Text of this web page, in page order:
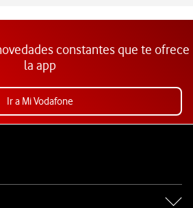
constantes que te ofrece
la app
Ir a Mi Vodafone
sociales de Vodafone